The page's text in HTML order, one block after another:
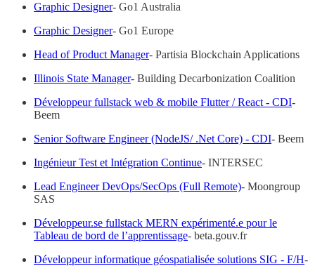
Graphic Designer- Go1 Australia
Graphic Designer- Go1 Europe
Head of Product Manager- Partisia Blockchain Applications
Illinois State Manager- Building Decarbonization Coalition
Développeur fullstack web & mobile Flutter / React - CDI-
Beem
Senior Software Engineer (NodeJS/ .Net Core) - CDI- Beem
Ingénieur Test et Intégration Continue- INTERSEC
Lead Engineer DevOps/SecOps (Full Remote)- Moongroup
SAS
Développeur.se fullstack MERN expérimenté.e pour le
Tableau de bord de l’apprentissage- beta.gouv.fr
Développeur informatique géospatialisée solutions SIG - F/H-